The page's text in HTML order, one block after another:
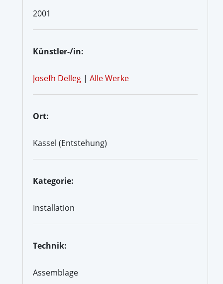
2001
Künstler-/in:
Josefh Delleg | Alle Werke
Ort:
Kassel (Entstehung)
Kategorie:
Installation
Technik:
Assemblage